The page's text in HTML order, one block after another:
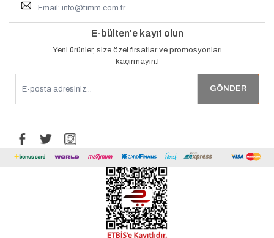
Email: info@timm.com.tr
E-bülten'e kayıt olun
Yeni ürünler, size özel fırsatlar ve promosyonları
kaçırmayın.!